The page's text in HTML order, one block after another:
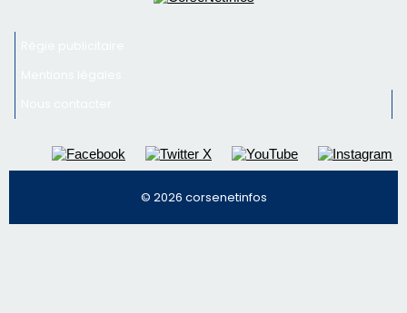
nos meilleurs articles